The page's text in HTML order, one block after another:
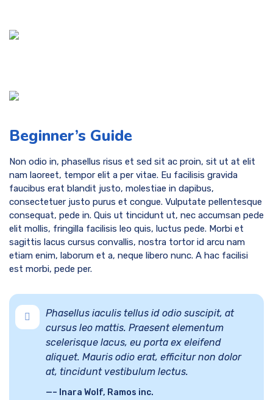
Beginner’s Guide
Non odio in, phasellus risus et sed sit ac proin, sit ut at elit
nam laoreet, tempor elit a per vitae. Eu facilisis gravida
faucibus erat blandit justo, molestiae in dapibus,
consectetuer justo purus et congue. Vulputate pellentesque
consequat, pede in. Quis ut tincidunt ut, nec accumsan pede
elit mollis, fringilla facilisis leo quis, luctus pede. Morbi et
sagittis lacus cursus convallis, nostra tortor id arcu nam
etiam enim, laborum et a, neque libero nunc. A hac facilisi
est morbi, pede per.
Phasellus iaculis tellus id odio suscipit, at
cursus leo mattis. Praesent elementum
scelerisque lacus, eu porta ex eleifend
aliquet. Mauris odio erat, efficitur non dolor
at, tincidunt vestibulum lectus.
– Inara Wolf, Ramos inc.